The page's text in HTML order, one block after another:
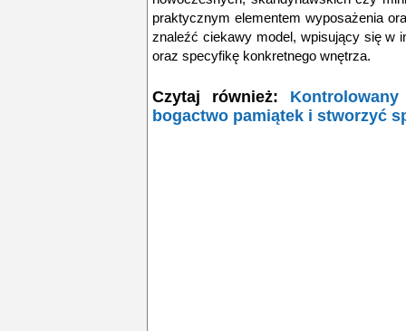
praktycznym elementem wyposażenia
znaleźć ciekawy model, wpisujący się w
oraz specyfikę konkretnego wnętrza.
Czytaj również:
bogactwo pamiątek i stworzyć